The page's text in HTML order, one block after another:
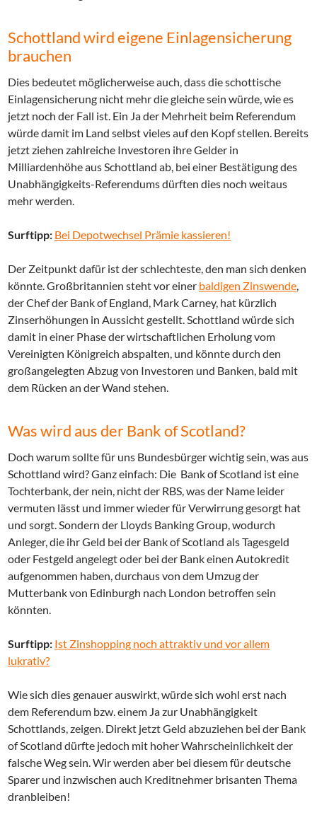
Schottland wird eigene Einlagensicherung
brauchen
Dies bedeutet möglicherweise auch, dass die schottische
Einlagensicherung nicht mehr die gleiche sein würde, wie es
jetzt noch der Fall ist. Ein Ja der Mehrheit beim Referendum
würde damit im Land selbst vieles auf den Kopf stellen. Bereits
jetzt ziehen zahlreiche Investoren ihre Gelder in
Milliardenhöhe aus Schottland ab, bei einer Bestätigung des
Unabhängigkeits-Referendums dürften dies noch weitaus
mehr werden.
Surftipp: Bei Depotwechsel Prämie kassieren!
Der Zeitpunkt dafür ist der schlechteste, den man sich denken
könnte. Großbritannien steht vor einer baldigen Zinswende
der Chef der Bank of England, Mark Carney, hat kürzlich
Zinserhöhungen in Aussicht gestellt. Schottland würde sich
damit in einer Phase der wirtschaftlichen Erholung vom
Vereinigten Königreich abspalten, und könnte durch den
großangelegten Abzug von Investoren und Banken, bald mit
dem Rücken an der Wand stehen.
Was wird aus der Bank of Scotland?
Doch warum sollte für uns Bundesbürger wichtig sein, was aus
Schottland wird? Ganz einfach: Die Bank of Scotland ist eine
Tochterbank, der nein, nicht der RBS, was der Name leider
vermuten lässt und immer wieder für Verwirrung gesorgt hat
und sorgt. Sondern der Lloyds Banking Group, wodurch
Anleger, die ihr Geld bei der Bank of Scotland als Tagesgeld
oder Festgeld angelegt oder bei der Bank einen Autokredit
aufgenommen haben, durchaus von dem Umzug der
Mutterbank von Edinburgh nach London betroffen sein
könnten.
Surftipp: Ist Zinshopping noch attraktiv und vor allem
lukrativ?
Wie sich dies genauer auswirkt, würde sich wohl erst nach
dem Referendum bzw. einem Ja zur Unabhängigkeit
Schottlands, zeigen. Direkt jetzt Geld abzuziehen bei der Bank
of Scotland dürfte jedoch mit hoher Wahrscheinlichkeit der
falsche Weg sein. Wir werden aber bei diesem für deutsche
Sparer und inzwischen auch Kreditnehmer brisanten Thema
dranbleiben!